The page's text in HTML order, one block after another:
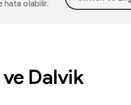
hata olabilir.
Dalvik